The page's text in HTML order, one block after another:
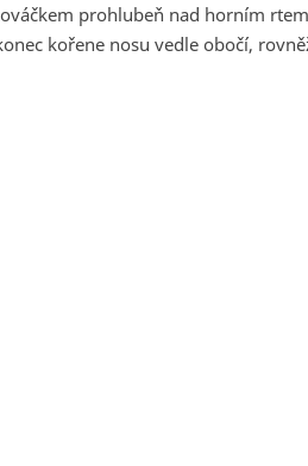
prohlubeň nad horním
kořene nosu vedle obočí,